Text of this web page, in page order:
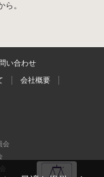
ら。
い合わせ
会社概要
会